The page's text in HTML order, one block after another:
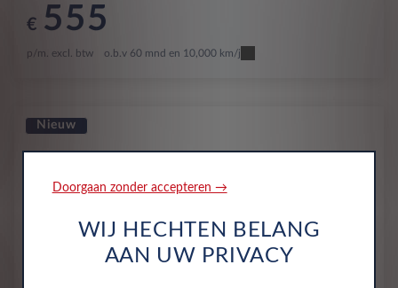
€ 555
p/m. excl. btw o.b.v 60 mnd en 10,000 km/j
Nieuw
Doorgaan zonder accepteren →
WIJ HECHTEN BELANG
AAN UW PRIVACY